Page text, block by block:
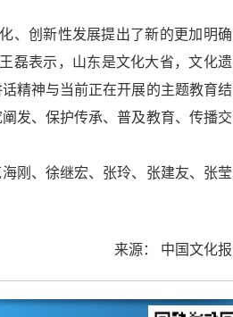
、创新性发展提出了新的更加明确
磊表示，山东是文化大省，文化遗
精神与当前正在开展的主题教育结
发、保护传承、普及教育、传播交
刚、徐继宏、张玲、张建友、张莹
来源： 中国文化报